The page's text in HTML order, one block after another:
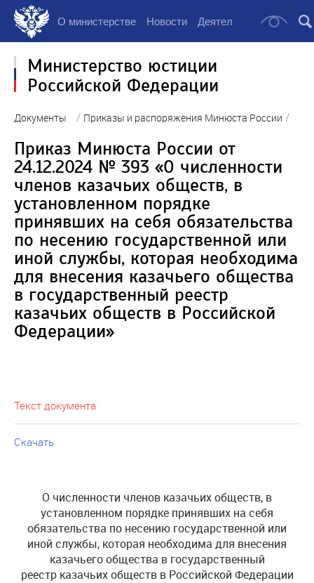
О министерстве Новости Деятельность
Министерство юстиции
Российской Федерации
Документы / Приказы и распоряжения Минюста России /
Приказ Минюста России от
24.12.2024 № 393 «О численности
членов казачьих обществ, в
установленном порядке
принявших на себя обязательства
по несению государственной или
иной службы, которая необходима
для внесения казачьего общества
в государственный реестр
казачьих обществ в Российской
Федерации»
Текст документа
Скачать
О численности членов казачьих обществ, в
установленном порядке принявших на себя
обязательства по несению государственной или
иной службы, которая необходима для внесения
казачьего общества в государственный
реестр казачьих обществ в Российской Федерации